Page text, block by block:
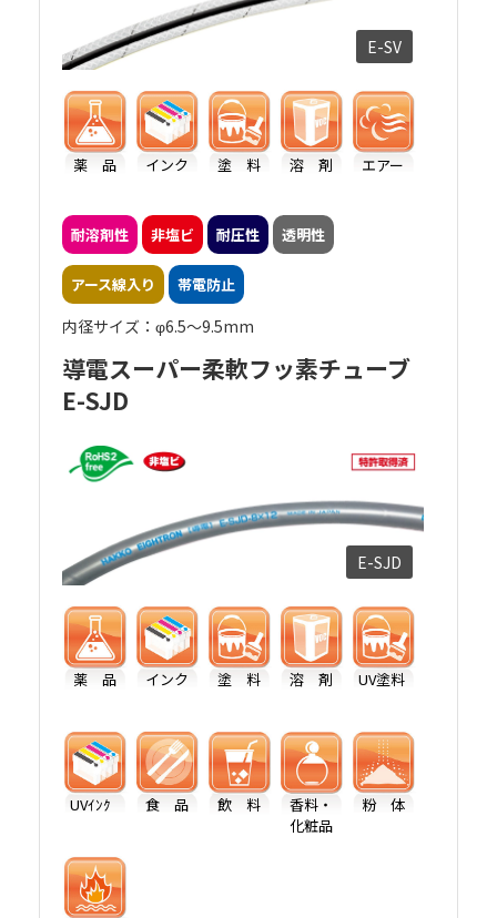
E-SV
薬 品 インク 塗 料 溶 剤 エアー
耐溶剤性 非塩ビ 耐圧性 透明性
アース線入り 帯電防止
内径サイズ：φ6.5～9.5mm
導電スーパー柔軟フッ素チューブ
E-SJD
E-SJD
薬 品 インク 塗 料 溶 剤 UV塗料
UVｲﾝｸ 食 品 飲 料
香料・
化粧品
粉 体